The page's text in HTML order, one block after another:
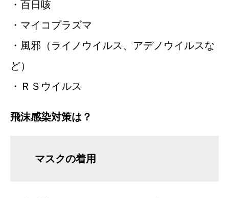
・百日咳
・マイコプラズマ
・風邪（ライノウイルス、アデノウイルスな
ど）
・ＲＳウイルス
飛沫感染対策は？
マスクの着用